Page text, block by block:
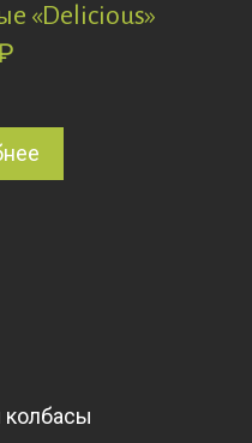
«Delicious»
колбасы